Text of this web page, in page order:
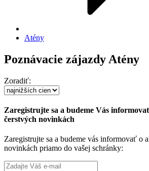
Atény
Poznávacie zájazdy Atény
Zoradiť:
Zaregistrujte sa a budeme Vás
čerstvých novinkách
Zaregistrujte sa a budeme vás informovať o
novinkách priamo do vašej schránky: